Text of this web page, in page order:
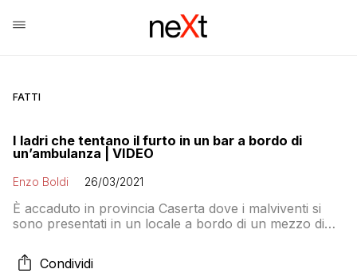
FATTI
I ladri che tentano il furto in un bar a bordo di
un’ambulanza | VIDEO
Enzo Boldi 26/03/2021
È accaduto in provincia Caserta dove i malviventi si
sono presentati in un locale a bordo di un mezzo di
Condividi